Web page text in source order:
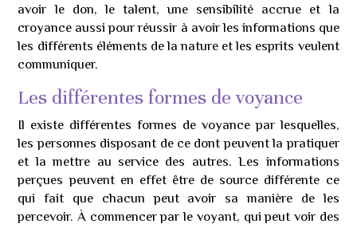
avoir le don, le talent, une sensibilité accrue et la
croyance aussi pour réussir à avoir les informations que
les différents éléments de la nature et les esprits veulent
communiquer.
Les différentes formes de voyance
Il existe différentes formes de voyance par lesquelles,
les personnes disposant de ce dont peuvent la pratiquer
et la mettre au service des autres. Les informations
perçues peuvent en effet être de source différente ce
qui fait que chacun peut avoir sa manière de les
percevoir. À commencer par le voyant, qui peut voir des